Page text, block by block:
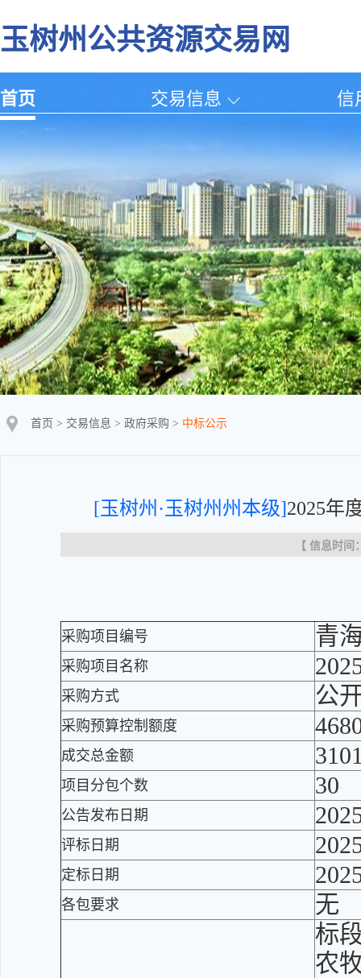
玉树州公共资源交易网
首页 交易信息 信
首页 > 交易信息 > 政府采购 > 中标公示
[玉树州·玉树州州本级]2025年
【 信息时间
采购项目编号 青
采购项目名称
采购方式 公
采购预算控制额度
成交总金额
项目分包个数 30
公告发布日期
评标日期
定标日期
各包要求 无
标
农